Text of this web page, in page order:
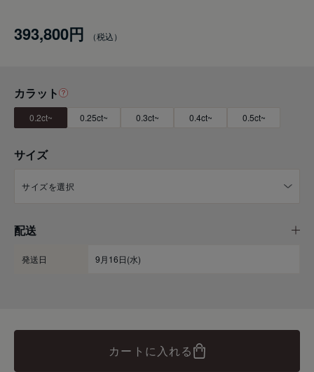
393,800円
カラット
0.2ct~ 0.25ct~ 0.3ct~ 0.4ct~ 0.5ct~
サイズ
配送
発送日 9月16日(水)
カートに入れる